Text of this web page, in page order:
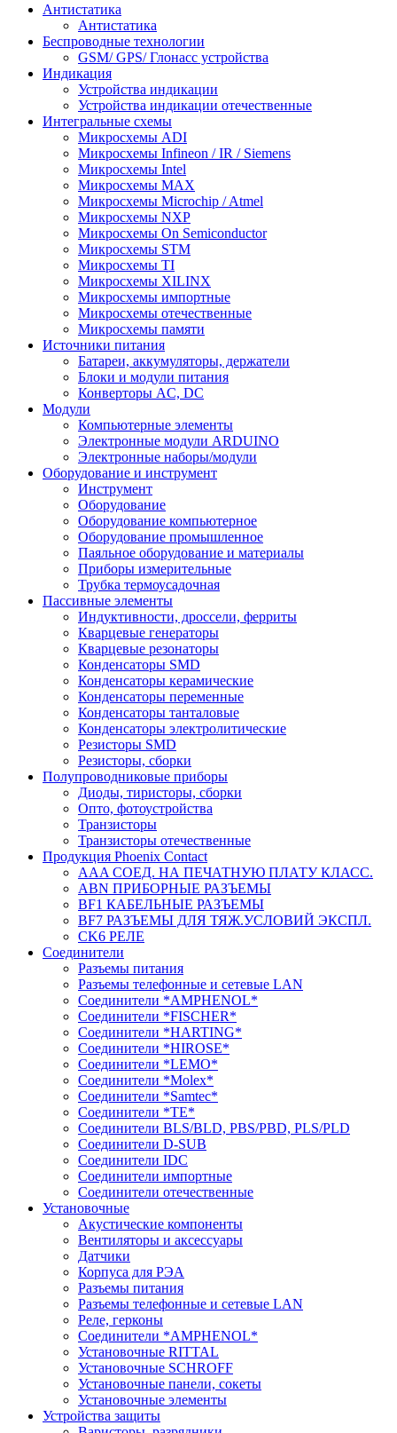
Антистатика
Антистатика
Беспроводные технологии
GSM/ GPS/ Глонасс устройства
Индикация
Устройства индикации
Устройства индикации отечественные
Интегральные схемы
Микросхемы ADI
Микросхемы Infineon / IR / Siemens
Микросхемы Intel
Микросхемы MAX
Микросхемы Microchip / Atmel
Микросхемы NXP
Микросхемы On Semiconductor
Микросхемы STM
Микросхемы TI
Микросхемы XILINX
Микросхемы импортные
Микросхемы отечественные
Микросхемы памяти
Источники питания
Батареи, аккумуляторы, держатели
Блоки и модули питания
Конверторы AC, DC
Модули
Компьютерные элементы
Электронные модули ARDUINO
Электронные наборы/модули
Оборудование и инструмент
Инструмент
Оборудование
Оборудование компьютерное
Оборудование промышленное
Паяльное оборудование и материалы
Приборы измерительные
Трубка термоусадочная
Пассивные элементы
Индуктивности, дроссели, ферриты
Кварцевые генераторы
Кварцевые резонаторы
Конденсаторы SMD
Конденсаторы керамические
Конденсаторы переменные
Конденсаторы танталовые
Конденсаторы электролитические
Резисторы SMD
Резисторы, сборки
Полупроводниковые приборы
Диоды, тиристоры, сборки
Опто, фотоустройства
Транзисторы
Транзисторы отечественные
Продукция Phoenix Contact
AAA СОЕД. НА ПЕЧАТНУЮ ПЛАТУ КЛАСС.
ABN ПРИБОРНЫЕ РАЗЪЕМЫ
BF1 КАБЕЛЬНЫЕ РАЗЪЕМЫ
BF7 РАЗЪЕМЫ ДЛЯ ТЯЖ.УСЛОВИЙ ЭКСПЛ.
CK6 РЕЛЕ
Соединители
Разъемы питания
Разъемы телефонные и сетевые LAN
Соединители *AMPHENOL*
Соединители *FISCHER*
Соединители *HARTING*
Соединители *HIROSE*
Соединители *LEMO*
Соединители *Molex*
Соединители *Samtec*
Соединители *TE*
Соединители BLS/BLD, PBS/PBD, PLS/PLD
Соединители D-SUB
Соединители IDC
Соединители импортные
Соединители отечественные
Установочные
Акустические компоненты
Вентиляторы и аксессуары
Датчики
Корпуса для РЭА
Разъемы питания
Разъемы телефонные и сетевые LAN
Реле, герконы
Соединители *AMPHENOL*
Установочные RITTAL
Установочные SCHROFF
Установочные панели, сокеты
Установочные элементы
Устройства защиты